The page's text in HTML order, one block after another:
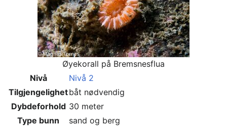
Øyekorall på Bremsnesflua
Nivå
Nivå 2
Tilgjengelighetbåt nødvendig
Dybdeforhold 30 meter
Type bunn
sand og berg